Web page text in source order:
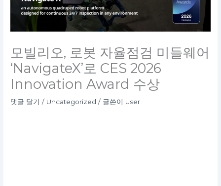
모빌리오, 로봇 자율점검 미들웨어
‘NavigateX’로 CES 2026
Innovation Award 수상
댓글 달기 / Uncategorized / 글쓴이 user